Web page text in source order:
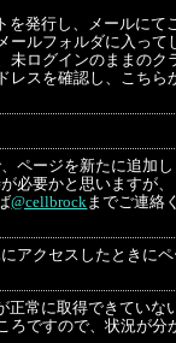
を発行し、メールにて
ルフォルダに入って
ログインのままのク
スを確認し、こち
ページを新たに追加し
必要かと思いますが、
@cellbrockまでご連絡
アクセスしたときに
正常に取得できてい
ですので、状況が分